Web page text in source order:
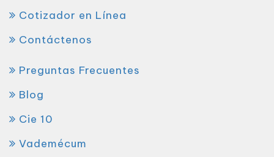
Cotizador en Línea
Contáctenos
Preguntas Frecuentes
Blog
Cie 10
Vademécum